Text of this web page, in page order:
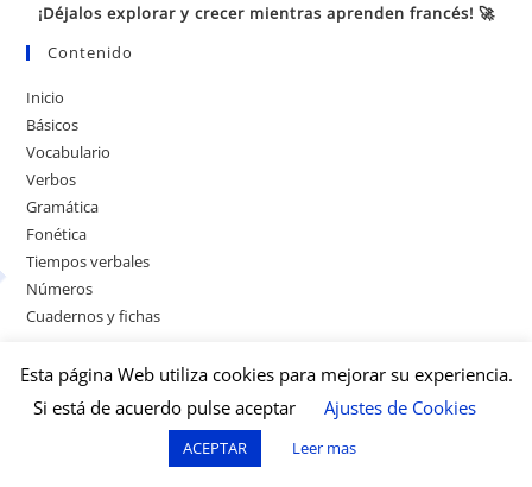
¡Déjalos explorar y crecer mientras aprenden francés! 🚀
Contenido
Inicio
Básicos
Vocabulario
Verbos
Gramática
Fonética
Tiempos verbales
Números
Cuadernos y fichas
Esta página Web utiliza cookies para mejorar su experiencia.
Si está de acuerdo pulse aceptar
Ajustes de Cookies
ACEPTAR Leer mas